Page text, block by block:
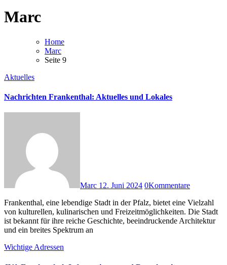
Marc
Home
Marc
Seite 9
Aktuelles
Nachrichten Frankenthal: Aktuelles und Lokales
Marc 12. Juni 2024 0Kommentare
Frankenthal, eine lebendige Stadt in der Pfalz, bietet eine Vielzahl
von kulturellen, kulinarischen und Freizeitmöglichkeiten. Die Stadt
ist bekannt für ihre reiche Geschichte, beeindruckende Architektur
und ein breites Spektrum an
Wichtige Adressen